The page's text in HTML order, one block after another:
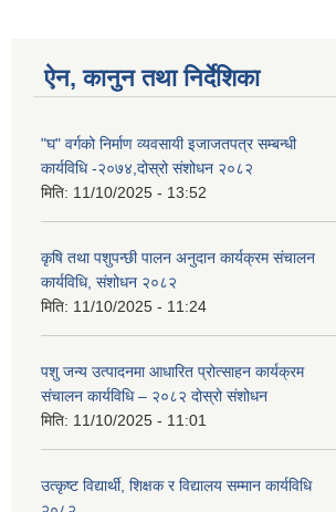
ऐन, कानुन तथा निर्देशिका
"घ" वर्गको निर्माण व्यवसायी इजाजतपत्र सम्बन्धी
कार्यविधि -२०७४,दोस्रो संशोधन २०८२
मिति: 11/10/2025 - 13:52
कृषि तथा पशुपन्छी पालन अनुदान कार्यक्रम संचालन
कार्यविधि, संशोधन २०८२
मिति: 11/10/2025 - 11:24
पशु जन्य उत्पादनमा आधारित प्रोत्साहन कार्यक्रम
संचालन कार्यविधि – २०८२ दोस्रो संशोधन
मिति: 11/10/2025 - 11:01
उत्कृष्ट विद्यार्थी, शिक्षक र विद्यालय सम्मान कार्यविधि